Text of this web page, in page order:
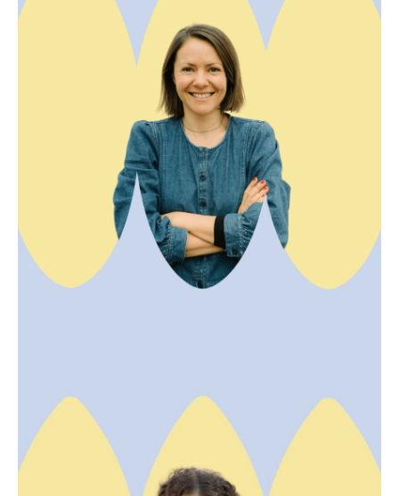
Elise - CEO
Originaire de Nantes et installée à New York entre
2012 et 2017, Élise a lancé son projet New York